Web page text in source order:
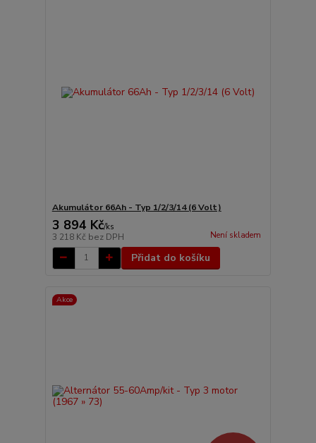
Akumulátor 66Ah - Typ 1/2/3/14 (6 Volt)
3 894 Kč/ks
3 218 Kč bez DPH Není skladem
Přidat do košíku
Akce